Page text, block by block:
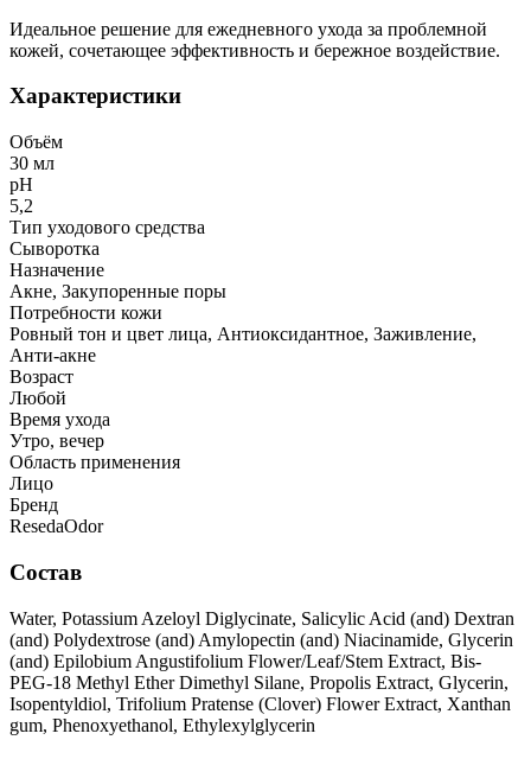
Идеальное решение для ежедневного ухода за проблемной
кожей, сочетающее эффективность и бережное воздействие.
Характеристики
Объём
30 мл
рН
5,2
Тип уходового средства
Сыворотка
Назначение
Акне, Закупоренные поры
Потребности кожи
Ровный тон и цвет лица, Антиоксидантное, Заживление,
Анти-акне
Возраст
Любой
Время ухода
Утро, вечер
Область применения
Лицо
Бренд
ResedaOdor
Состав
Water, Potassium Azeloyl Diglycinate, Salicylic Acid (and) Dextran
(and) Polydextrose (and) Amylopectin (and) Niacinamide, Glycerin
(and) Epilobium Angustifolium Flower/Leaf/Stem Extract, Bis-
PEG-18 Methyl Ether Dimethyl Silane, Propolis Extract, Glycerin,
Isopentyldiol, Trifolium Pratense (Clover) Flower Extract, Xanthan
gum, Phenoxyethanol, Ethylexylglycerin